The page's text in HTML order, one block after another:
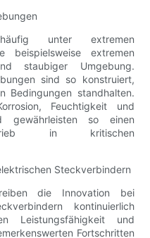
unter extremen
beispielsweise extremen
staubiger Umgebung.
sind so konstruiert,
Bedingungen standhalten.
Feuchtigkeit und
gewährleisten so einen
in kritischen
Steckverbindern
die Innovation bei
kontinuierlich
Leistungsfähigkeit und
Fortschritten